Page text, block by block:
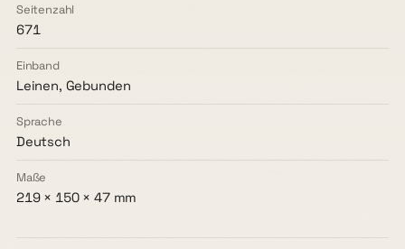
Seitenzahl
671
Einband
Leinen, Gebunden
Sprache
Deutsch
Maße
219 × 150 × 47 mm